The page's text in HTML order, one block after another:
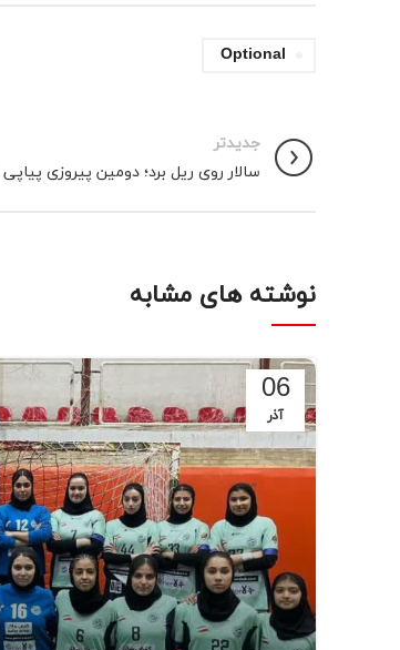
Optional
جدیدتر
سالار روی ریل برد؛ دومین پیروزی
نوشته های مشابه
06
آذر